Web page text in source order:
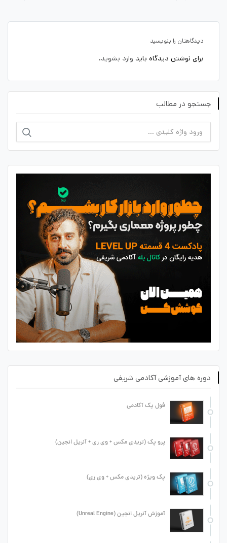
دیدگاهتان را بنویسید
برای نوشتن دیدگاه باید وارد بشوید.
جستجو در مطالب
دوره های آموزشی آکادمی شریفی
فول پک آکادمی
پرو پک (تریدی مکس + وی ری + آنریل انجین)
پک ویژه (تریدی مکس + وی ری)
آموزش آنریل انجین (Unreal Engine)